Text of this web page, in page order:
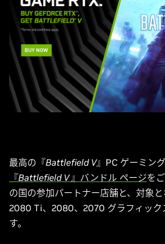
最高の『Battlefield V』PC ゲーミン
『Battlefield V』バンドル ページを
の国の参加パートナー店舗と、対象
2080 Ti、2080、2070 グラフィック
す。